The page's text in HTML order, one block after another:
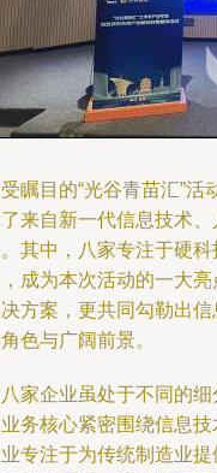
瞩目的“光谷青苗汇”
来自新一代信息技术
其中，八家专注于硬
成为本次活动的一大
方案，更共同勾勒出
色与广阔前景。
家企业虽处于不同的
务核心紧密围绕信息
专注于为传统制造业